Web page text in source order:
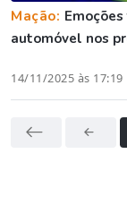
Mação:
automóvel nos
14/11/2025 às 17:19